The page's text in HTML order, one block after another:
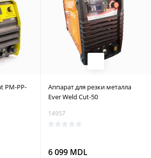
PM-PP-
Аппарат для резки металла
Ever Weld Cut-50
14957
6 099 MDL